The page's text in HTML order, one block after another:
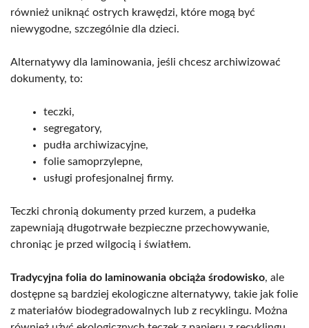
również uniknąć ostrych krawędzi, które mogą być
niewygodne, szczególnie dla dzieci.
Alternatywy dla laminowania, jeśli chcesz archiwizować
dokumenty, to:
teczki,
segregatory,
pudła archiwizacyjne,
folie samoprzylepne,
usługi profesjonalnej firmy.
Teczki chronią dokumenty przed kurzem, a pudełka
zapewniają długotrwałe bezpieczne przechowywanie,
chroniąc je przed wilgocią i światłem.
Tradycyjna folia do laminowania obciąża środowisko, ale
dostępne są bardziej ekologiczne alternatywy, takie jak folie
z materiałów biodegradowalnych lub z recyklingu. Można